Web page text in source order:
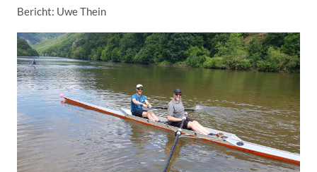
Bericht: Uwe Thein